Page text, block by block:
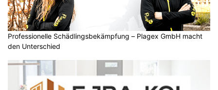
Professionelle Schädlingsbekämpfung – Plagex GmbH macht
den Unterschied